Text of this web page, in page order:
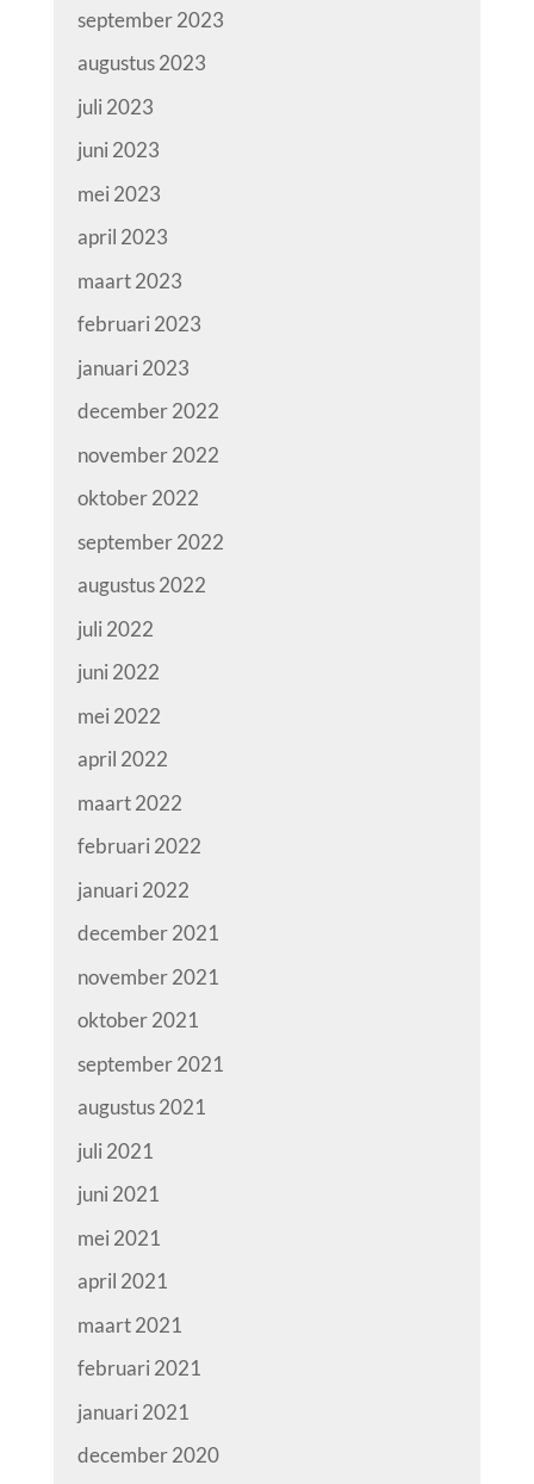
september 2023
augustus 2023
juli 2023
juni 2023
mei 2023
april 2023
maart 2023
februari 2023
januari 2023
december 2022
november 2022
oktober 2022
september 2022
augustus 2022
juli 2022
juni 2022
mei 2022
april 2022
maart 2022
februari 2022
januari 2022
december 2021
november 2021
oktober 2021
september 2021
augustus 2021
juli 2021
juni 2021
mei 2021
april 2021
maart 2021
februari 2021
januari 2021
december 2020